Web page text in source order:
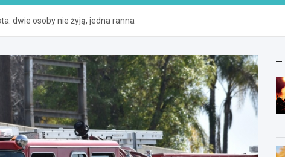
dwie osoby nie żyją, jedna ranna